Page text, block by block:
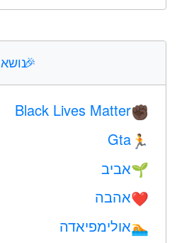
🎉נושא
✊🏿
Black Lives Matter
🏃
Gta
🌱אביב
❤️️אהבה
🏊אולימפיאדה